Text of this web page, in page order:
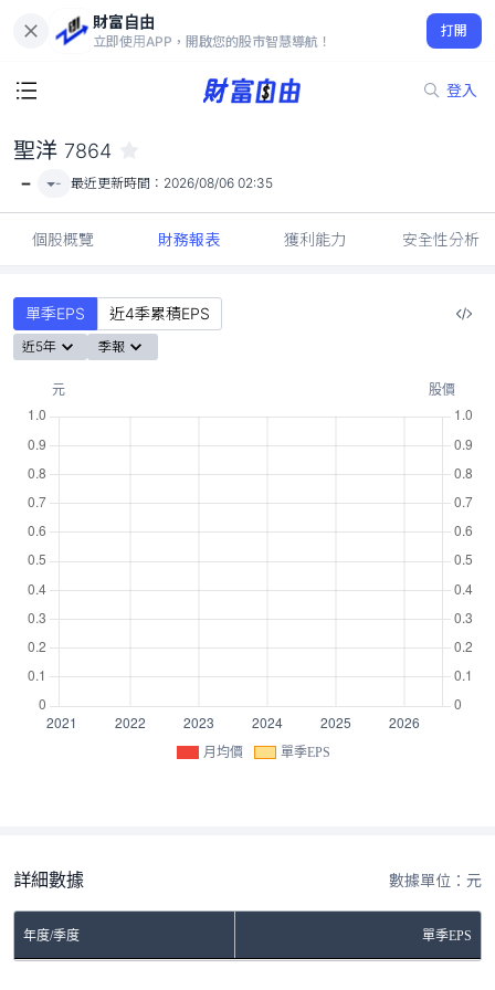
財富自由
立即使用APP，開啟您的股市智慧導航！
打開
登入
-
聖洋 7864
- - 最近更新時間： 2026/08/06 02:35
個股概覽 財務報表 獲利能力 安全性分析
單季EPS 近4季累積EPS
近5年 季報
月均價 單季EPS
詳細數據 數據單位：元
年度/季度 單季EPS